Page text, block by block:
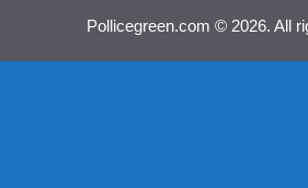
Pollicegreen.com © 2026. All